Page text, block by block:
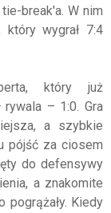
break'a. W nim
wygrał 7:4
który już
rywala – 1:0. Gra
a szybkie
pójść za ciosem
do defensywy
a znakomite
pogrążały. Kiedy